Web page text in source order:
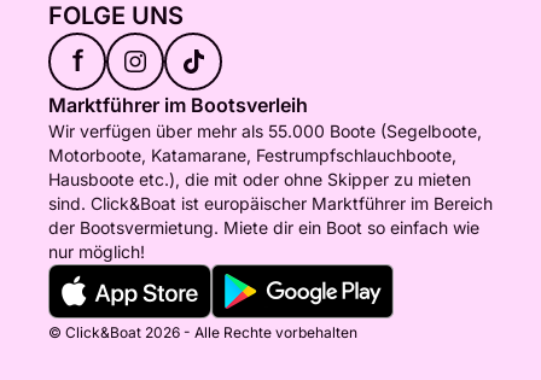
FOLGE UNS
f
Marktführer im Bootsverleih
Wir verfügen über mehr als 55.000 Boote (Segelboote,
Motorboote, Katamarane, Festrumpfschlauchboote,
Hausboote etc.), die mit oder ohne Skipper zu mieten
sind. Click&Boat ist europäischer Marktführer im Bereich
der Bootsvermietung. Miete dir ein Boot so einfach wie
nur möglich!
© Click&Boat 2026 - Alle Rechte vorbehalten